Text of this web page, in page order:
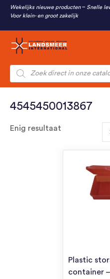
Wekelijks nieuwe producten
Snelle
Voor klein- en groot zakelijk
Producten
zoeken
4545450013867
Enig resultaat
Plastic
container